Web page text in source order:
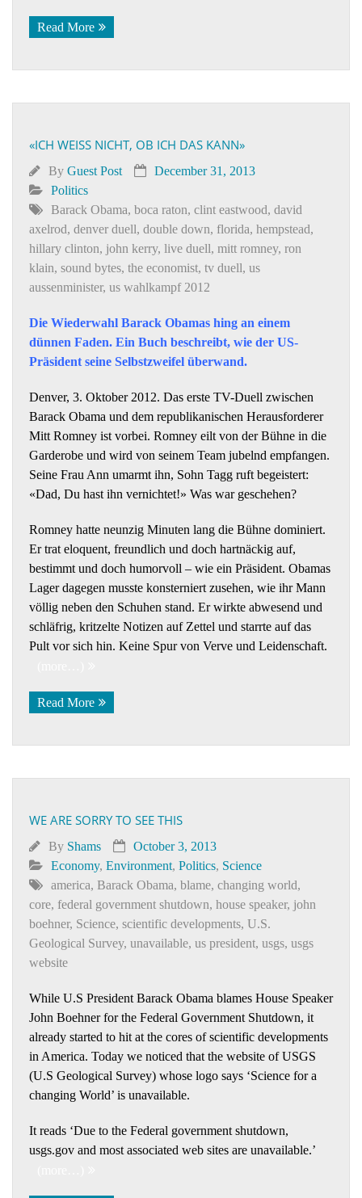
Read More
«ICH WEISS NICHT, OB ICH DAS KANN»
By Guest Post
December 31, 2013
Politics
Barack Obama, boca raton, clint eastwood, david
axelrod, denver duell, double down, florida, hempstead,
hillary clinton, john kerry, live duell, mitt romney, ron
klain, sound bytes, the economist, tv duell, us
aussenminister, us wahlkampf 2012
Die Wiederwahl Barack Obamas hing an einem
dünnen Faden. Ein Buch beschreibt, wie der US-
Präsident seine Selbstzweifel überwand.
Denver, 3. Oktober 2012. Das erste TV-Duell zwischen
Barack Obama und dem republikanischen Herausforderer
Mitt Romney ist vorbei. Romney eilt von der Bühne in die
Garderobe und wird von seinem Team jubelnd empfangen.
Seine Frau Ann umarmt ihn, Sohn Tagg ruft begeistert:
«Dad, Du hast ihn vernichtet!» Was war geschehen?
Romney hatte neunzig Minuten lang die Bühne dominiert.
Er trat eloquent, freundlich und doch hartnäckig auf,
bestimmt und doch humorvoll – wie ein Präsident. Obamas
Lager dagegen musste konsterniert zusehen, wie ihr Mann
völlig neben den Schuhen stand. Er wirkte abwesend und
schläfrig, kritzelte Notizen auf Zettel und starrte auf das
Pult vor sich hin. Keine Spur von Verve und Leidenschaft.
Read More
WE ARE SORRY TO SEE THIS
By Shams
October 3, 2013
Economy, Environment, Politics, Science
america, Barack Obama, blame, changing world,
core, federal government shutdown, house speaker, john
boehner, Science, scientific developments, U.S.
Geological Survey, unavailable, us president, usgs, usgs
website
While U.S President Barack Obama blames House Speaker
John Boehner for the Federal Government Shutdown, it
already started to hit at the cores of scientific developments
in America. Today we noticed that the website of USGS
(U.S Geological Survey) whose logo says ‘Science for a
changing World’ is unavailable.
It reads ‘Due to the Federal government shutdown,
usgs.gov and most associated web sites are unavailable.’